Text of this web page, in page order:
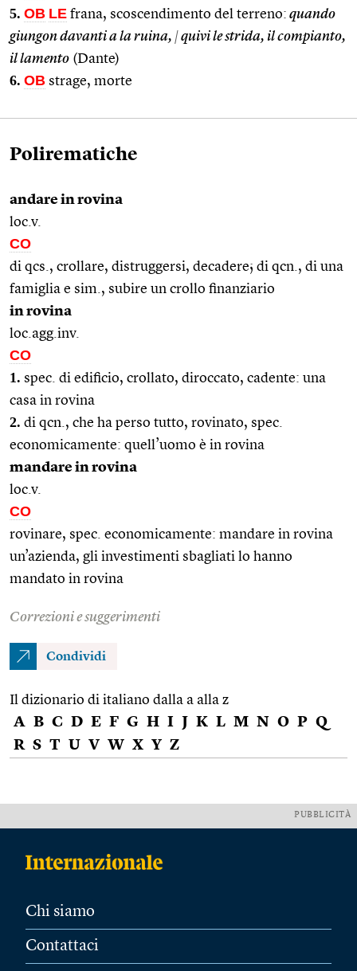
5. OB LE frana, scoscendimento del terreno: quando
giungon davanti a la ruina, |quivi le strida, il compianto,
il lamento (Dante)
6. OB strage, morte
Polirematiche
andare in rovina
loc.v.
CO
di qcs., crollare, distruggersi, decadere; di qcn., di una
famiglia e sim., subire un crollo finanziario
in rovina
loc.agg.inv.
CO
1. spec. di edificio, crollato, diroccato, cadente: una
casa in rovina
2. di qcn., che ha perso tutto, rovinato, spec.
economicamente: quell’uomo è in rovina
mandare in rovina
loc.v.
CO
rovinare, spec. economicamente: mandare in rovina
un’azienda, gli investimenti sbagliati lo hanno
mandato in rovina
Correzioni e suggerimenti
Condividi
Il dizionario di italiano dalla a alla z
A B C D E F G H I J K L M N O P Q
R S T U V W X Y Z
PUBBLICITÀ
Chi siamo
Contattaci